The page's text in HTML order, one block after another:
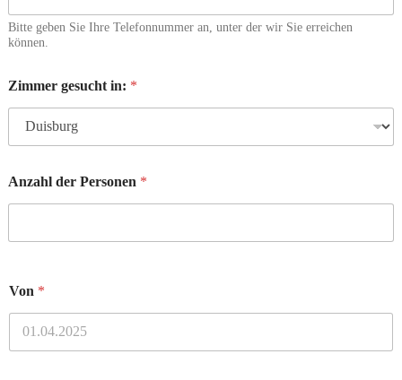
Bitte geben Sie Ihre Telefonnummer an, unter der wir Sie erreichen
können.
Zimmer gesucht in: *
Anzahl der Personen *
Von *